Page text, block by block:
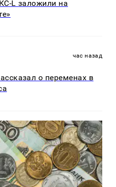
L заложили на
час назад
о переменах в